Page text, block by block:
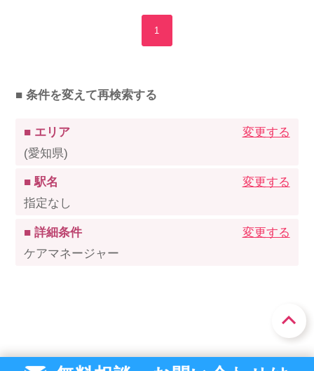
1
■ 条件を変えて再検索する
■ エリア
(愛知県)
変更する
■ 駅名
指定なし
変更する
■ 詳細条件
ケアマネージャー
変更する